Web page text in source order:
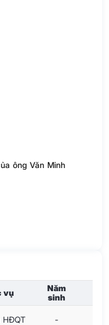
ông Văn Minh
vụ
Năm
sinh
HĐQT -